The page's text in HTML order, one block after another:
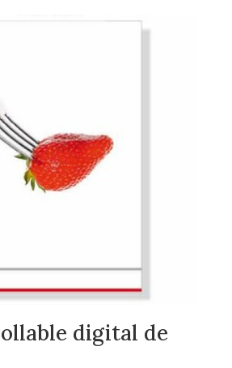
digital de